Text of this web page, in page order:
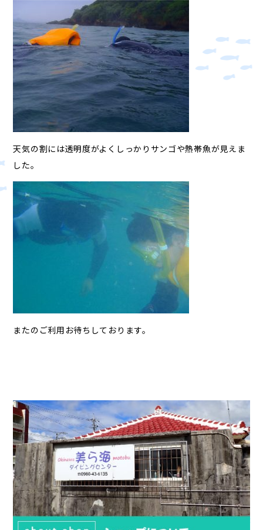
天気の割には透明度がよくしっかりサンゴや熱帯魚が見えま
した。
またのご利用お待ちしております。